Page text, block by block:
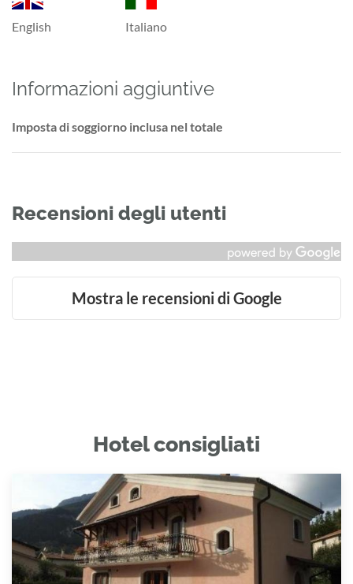
English Italiano
Informazioni aggiuntive
Imposta di soggiorno inclusa nel totale
Recensioni degli utenti
Mostra le recensioni di Google
Hotel consigliati